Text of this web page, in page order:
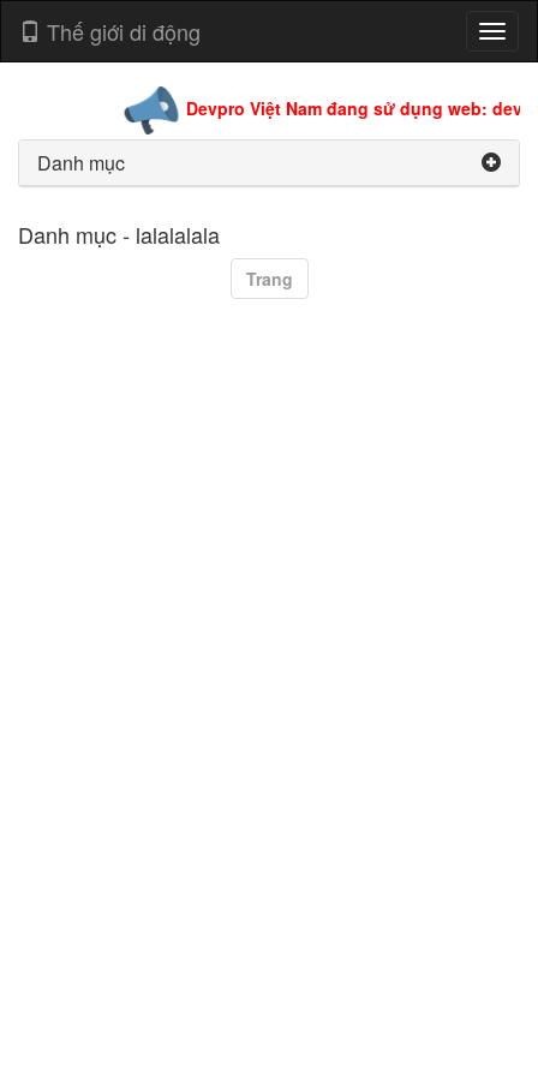
Thế giới di động
Devpro Việt Nam đang sử dụng web:
Danh mục
Danh mục - lalalalala
Trang